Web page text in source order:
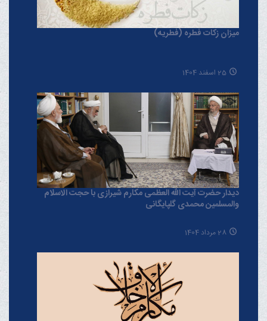
میزان زکات فطره (فطریه)
25 اسفند 1404
دیدار حضرت آیت الله العظمی مکارم شیرازی با حجت الاسلام
والمسلمین محمدی گلپایگانی
28 مرداد 1404